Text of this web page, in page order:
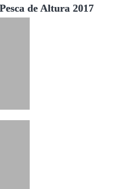
de Altura 2017